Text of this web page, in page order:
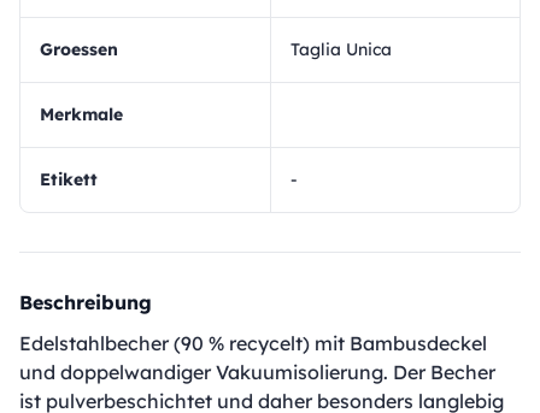
Groessen Taglia Unica
Merkmale
Etikett -
Beschreibung
Edelstahlbecher (90 % recycelt) mit Bambusdeckel
und doppelwandiger Vakuumisolierung. Der Becher
ist pulverbeschichtet und daher besonders langlebig